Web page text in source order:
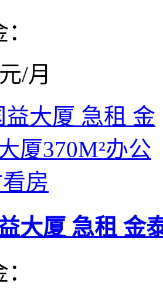
/月
大厦 急租 金